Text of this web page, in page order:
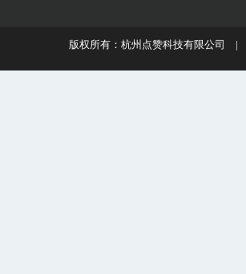
版权所有：杭州点赞科技有限公司